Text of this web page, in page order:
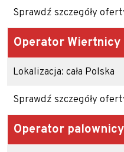
Sprawdź szczegóły
Operator
Lokalizacja: cała Polska
Sprawdź szczegóły
Operator